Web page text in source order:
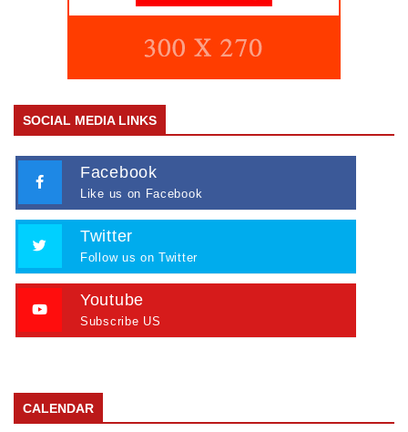
SOCIAL MEDIA LINKS
Facebook
Like us on Facebook
Twitter
Follow us on Twitter
Youtube
Subscribe US
CALENDAR